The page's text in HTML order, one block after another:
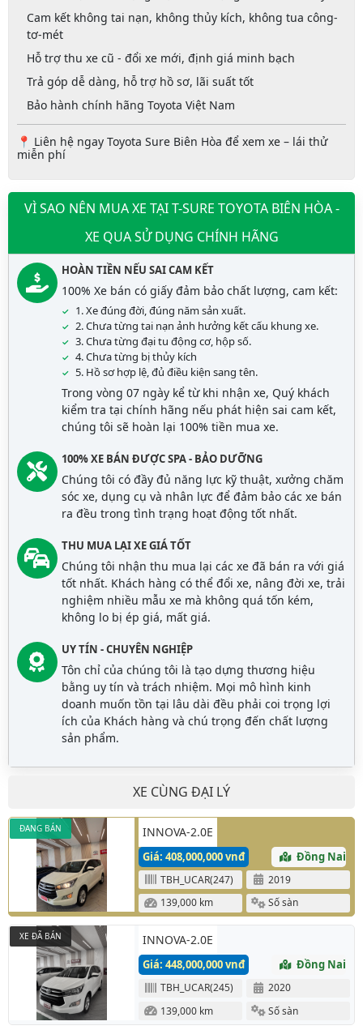
Cam kết không tai nạn, không thủy kích, không tua công-
tơ-mét
Hỗ trợ thu xe cũ - đổi xe mới, định giá minh bạch
Trả góp dễ dàng, hỗ trợ hồ sơ, lãi suất tốt
Bảo hành chính hãng Toyota Việt Nam
📍 Liên hệ ngay Toyota Sure Biên Hòa để xem xe – lái thử
miễn phí
VÌ SAO NÊN MUA XE TẠI T-SURE TOYOTA BIÊN HÒA -
XE QUA SỬ DỤNG CHÍNH HÃNG
HOÀN TIỀN NẾU SAI CAM KẾT
100% Xe bán có giấy đảm bảo chất lượng, cam kết:
1. Xe đúng đời, đúng năm sản xuất.
2. Chưa từng tai nạn ảnh hưởng kết cấu khung xe.
3. Chưa từng đại tu động cơ, hộp số.
4. Chưa từng bị thủy kích
5. Hồ sơ hợp lệ, đủ điều kiện sang tên.
Trong vòng 07 ngày kể từ khi nhận xe, Quý khách
kiểm tra tại chính hãng nếu phát hiện sai cam kết,
chúng tôi sẽ hoàn lại 100% tiền mua xe.
100% XE BÁN ĐƯỢC SPA - BẢO DƯỠNG
Chúng tôi có đầy đủ năng lực kỹ thuật, xưởng chăm
sóc xe, dụng cụ và nhân lực để đảm bảo các xe bán
ra đều trong tình trạng hoạt động tốt nhất.
THU MUA LẠI XE GIÁ TỐT
Chúng tôi nhận thu mua lại các xe đã bán ra với giá
tốt nhất. Khách hàng có thể đổi xe, nâng đời xe, trải
nghiệm nhiều mẫu xe mà không quá tốn kém,
không lo bị ép giá, mất giá.
UY TÍN - CHUYÊN NGHIỆP
Tôn chỉ của chúng tôi là tạo dựng thương hiệu
bằng uy tín và trách nhiệm. Mọi mô hình kinh
doanh muốn tồn tại lâu dài đều phải coi trọng lợi
ích của Khách hàng và chú trọng đến chất lượng
sản phẩm.
XE CÙNG ĐẠI LÝ
INNOVA-2.0E
Giá: 408,000,000 vnđ Đồng Nai
TBH_UCAR(247)
2019
139,000 km
Số sàn
ĐANG BÁN
INNOVA-2.0E
Giá: 448,000,000 vnđ Đồng Nai
TBH_UCAR(245)
2020
139,000 km
Số sàn
XE ĐÃ BÁN